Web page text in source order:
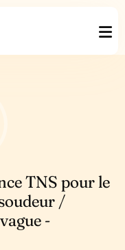
TNS pour le
/
-